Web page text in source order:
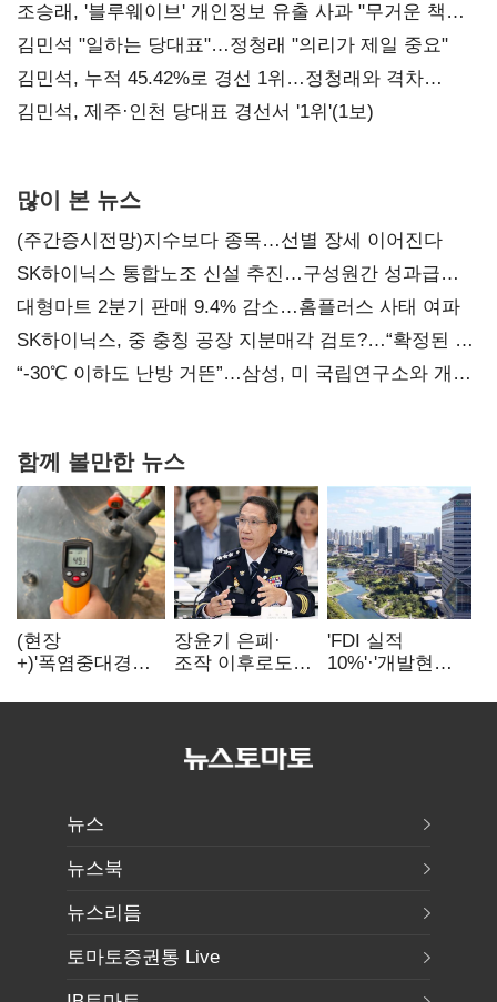
조승래, '블루웨이브' 개인정보 유출 사과 "무거운 책임
통감"
김민석 "일하는 당대표"…정청래 "의리가 제일 중요"
김민석, 누적 45.42%로 경선 1위…정청래와 격차
0.86%p(2보)
김민석, 제주·인천 당대표 경선서 '1위'(1보)
많이 본 뉴스
(주간증시전망)지수보다 종목…선별 장세 이어진다
SK하이닉스 통합노조 신설 추진…구성원간 성과급
불만 확산
대형마트 2분기 판매 9.4% 감소…홈플러스 사태 여파
SK하이닉스, 중 충칭 공장 지분매각 검토?…“확정된 바
없어”
“-30℃ 이하도 난방 거뜬”…삼성, 미 국립연구소와 개발
함께 볼만한 뉴스
(현장
+)'폭염중대경보'
이주노동자는
장윤기 은폐·
조작 이후로도
내부비위…경찰
'FDI 실적
10%'·'개발현안
인천경제청장
뉴스
뉴스북
뉴스리듬
토마토증권통 Live